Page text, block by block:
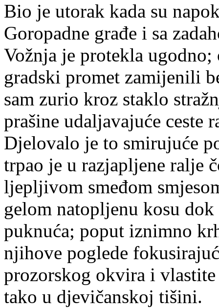
Bio je utorak kada su
Goropadne građe i sa
Vožnja je protekla
gradski promet zamijenili
sam zurio kroz staklo
prašine udaljavajuće ceste
Djelovalo je to smirujuće
trpao je u razjapljene ralje
ljepljivom smeđom
gelom natopljenu kosu
puknuća; poput iznimno
njihove poglede
prozorskog okvira i
tako u djevičanskoj tišini.